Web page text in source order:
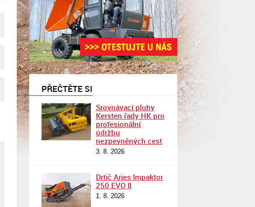
PŘEČTĚTE SI
Srovnávací pluhy
Kersten řady HK pro
profesionální
údržbu
nezpevněných cest
3. 8. 2026
Drtič Arjes Impaktor
250 EVO II
1. 8. 2026